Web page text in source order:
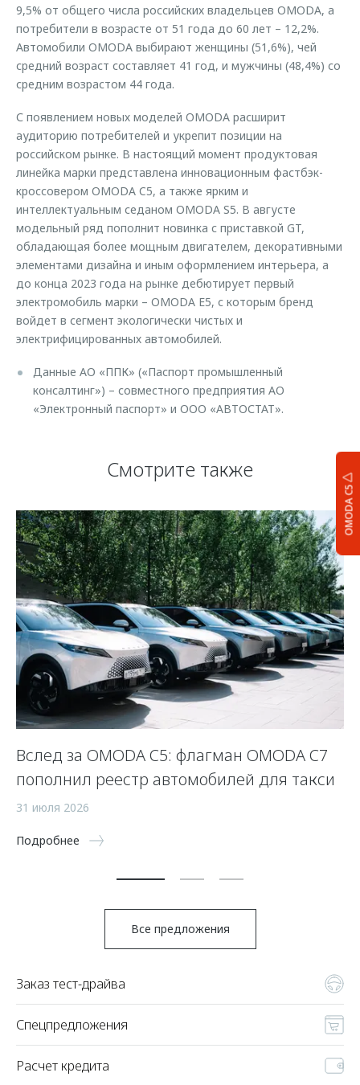
OMODA C5
9,5% от общего числа российских владельцев OMODA, а
потребители в возрасте от 51 года до 60 лет – 12,2%.
Автомобили OMODA выбирают женщины (51,6%), чей
средний возраст составляет 41 год, и мужчины (48,4%) со
средним возрастом 44 года.
С появлением новых моделей OMODA расширит
аудиторию потребителей и укрепит позиции на
российском рынке. В настоящий момент продуктовая
линейка марки представлена инновационным фастбэк-
кроссовером OMODA C5, а также ярким и
интеллектуальным седаном OMODA S5. В августе
модельный ряд пополнит новинка с приставкой GT,
обладающая более мощным двигателем, декоративными
элементами дизайна и иным оформлением интерьера, а
до конца 2023 года на рынке дебютирует первый
электромобиль марки – OMODA E5, с которым бренд
войдет в сегмент экологически чистых и
электрифицированных автомобилей.
Данные АО «ППК» («Паспорт промышленный
консалтинг») – совместного предприятия АО
«Электронный паспорт» и ООО «АВТОСТАТ».
Смотрите также
Вслед за OMODA C5: флагман OMODA C7
пополнил реестр автомобилей для такси
31 июля 2026
Подробнее
Все предложения
Заказ тест-драйва
Спецпредложения
Расчет кредита